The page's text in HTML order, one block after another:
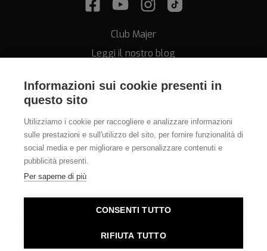
Informazioni sui cookie presenti in
questo sito
Utilizziamo i cookie per raccogliere e analizzare informazioni
sulle prestazioni e sull'utilizzo del sito, per fornire funzionalità di
social media e per migliorare e personalizzare contenuti e
pubblicità presenti.
Per saperne di più
CONSENTI TUTTO
RIFIUTA TUTTO
Club Majer
Leggi il nostro blog
Assistenza
info@orologeriamajer.it
Orologeria Majer di Alessi Speranza & C. s.n.c. - P.IVA